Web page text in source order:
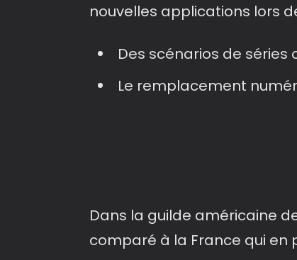
nouvelles applications lors
Des scénarios de séries
Le remplacement
Dans la guilde américaine
comparé à la France qui en